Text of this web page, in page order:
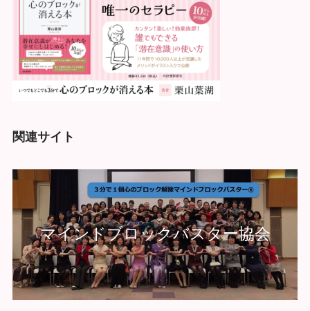
関連サイト
マインドブロックバスター協会